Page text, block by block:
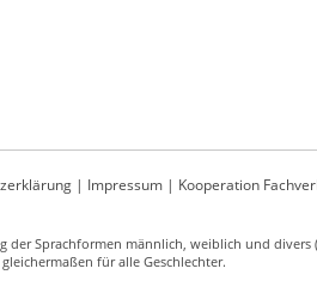
| Impressum| Kooperation
der Sprachformen männlich, weiblich und divers
für alle Geschlechter.